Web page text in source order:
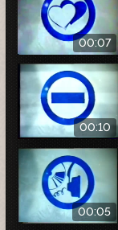
00:07
00:10
00:05